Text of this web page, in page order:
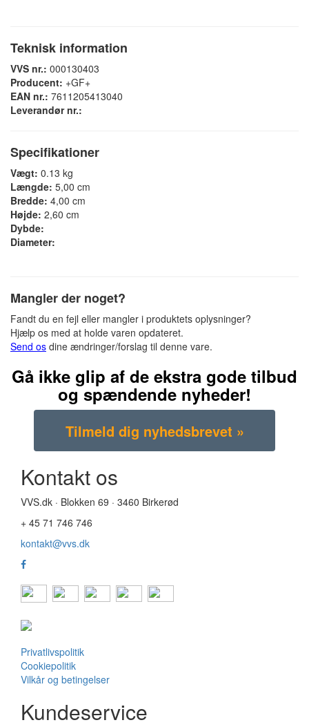
Teknisk information
VVS nr.: 000130403
Producent: +GF+
EAN nr.: 7611205413040
Leverandør nr.:
Specifikationer
Vægt: 0.13 kg
Længde: 5,00 cm
Bredde: 4,00 cm
Højde: 2,60 cm
Dybde:
Diameter:
Mangler der noget?
Fandt du en fejl eller mangler i produktets oplysninger?
Hjælp os med at holde varen opdateret.
Send os dine ændringer/forslag til denne vare.
Gå ikke glip af de ekstra gode tilbud
og spændende nyheder!
Kontakt os
VVS.dk · Blokken 69 · 3460 Birkerød
+ 45 71 746 746
kontakt@vvs.dk
Privatlivspolitik
Cookiepolitik
Vilkår og betingelser
Kundeservice